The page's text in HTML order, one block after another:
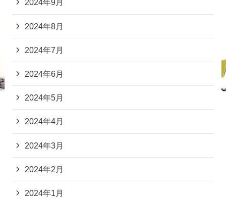
2024年9月
2024年8月
2024年7月
2024年6月
2024年5月
2024年4月
2024年3月
2024年2月
2024年1月